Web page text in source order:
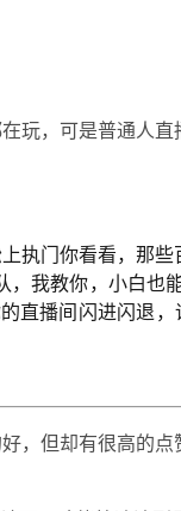
，可是普通人直
门你看看，那些
我教你，小白也
直播间闪进闪退
，但却有很高的